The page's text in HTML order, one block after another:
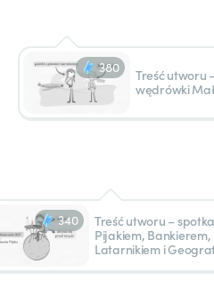
380
Treść utworu
wędrówki
340
Treść utworu –
Pijakiem, Bankierem,
Latarnikiem i